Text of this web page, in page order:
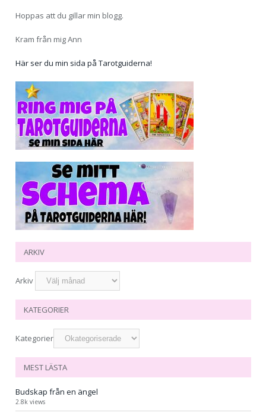
Hoppas att du gillar min blogg.
Kram från mig Ann
Här ser du min sida på Tarotguiderna!
ARKIV
Arkiv
KATEGORIER
Kategorier
MEST LÄSTA
Budskap från en ängel
2.8k views